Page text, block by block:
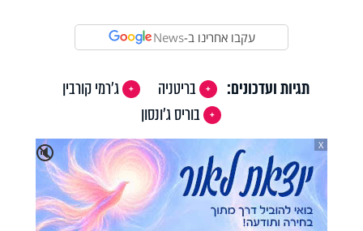
עקבו אחרינו ב-News
תגיות ועדכונים: בריטניה
ג'רמי קורבין
בוריס ג'ונסון
🔇
X